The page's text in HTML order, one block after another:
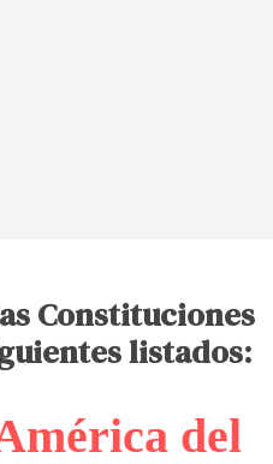
Constituciones
listados:
del